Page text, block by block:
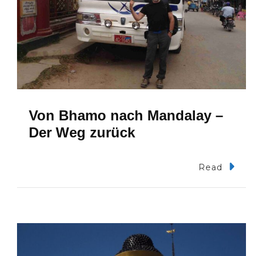
Von Bhamo nach Mandalay –
Der Weg zurück
Read